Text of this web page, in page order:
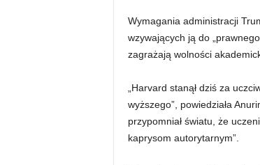
Wymagania administracji
wzywających ją do
zagrażają wolności
„Harvard stanął dziś za
wyższego”, powiedziała
przypomniał światu, że
kaprysom autorytarnym”.